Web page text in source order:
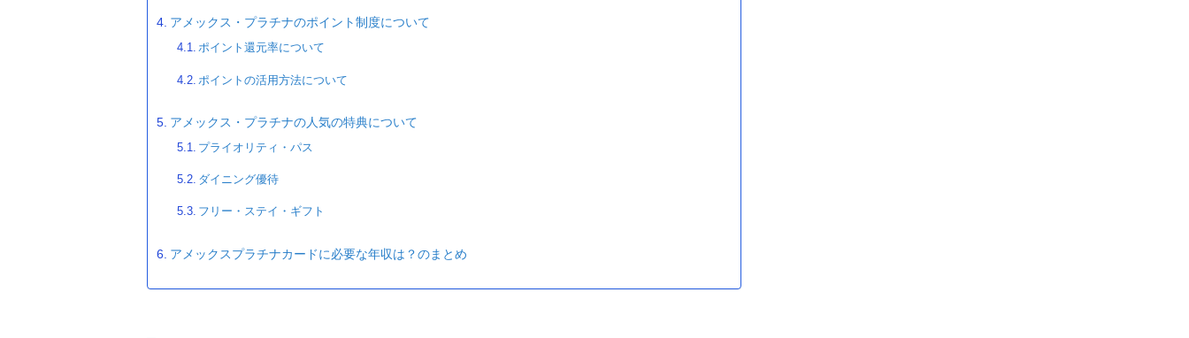
アメックス・プラチナのポイント制度について
ポイント還元率について
ポイントの活用方法について
アメックス・プラチナの人気の特典について
プライオリティ・パス
ダイニング優待
フリー・ステイ・ギフト
アメックスプラチナカードに必要な年収は？のまとめ